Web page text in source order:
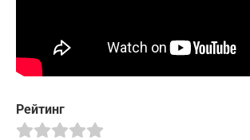
Рейтинг